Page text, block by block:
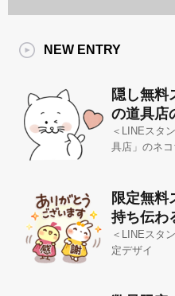
NEW ENTRY
隠し無料
の道具店
＜LINEスタ
具店」のネコ
限定無料
持ち伝わ
＜LINEスタ
定デザイ